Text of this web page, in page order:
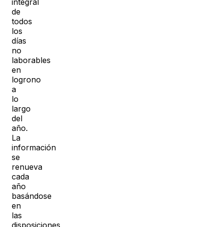
de
todos
los
días
no
laborables
en
logrono
a
lo
largo
del
año.
La
información
se
renueva
cada
año
basándose
en
las
disposiciones